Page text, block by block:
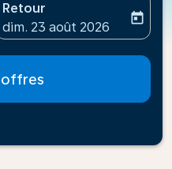
aria-label
Retour
fc-booking-return-date-
dim. 23 août 2026
today
offres